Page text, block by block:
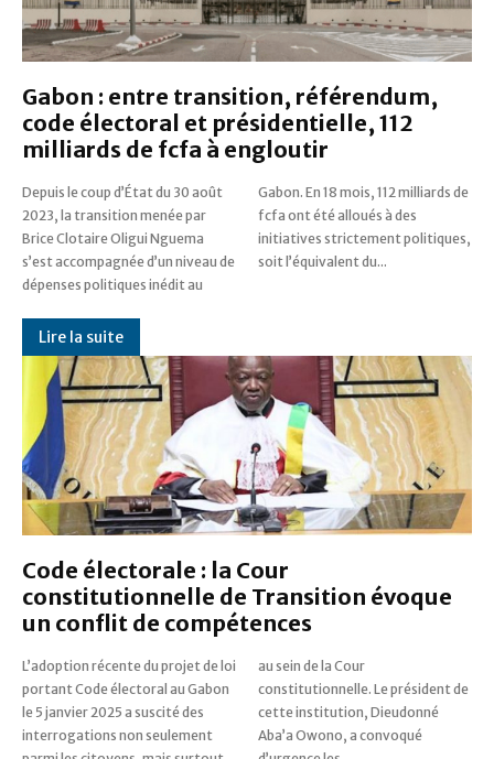
Gabon : entre transition, référendum,
code électoral et présidentielle, 112
milliards de fcfa à engloutir
Depuis le coup d’État du 30 août
2023, la transition menée par
Brice Clotaire Oligui Nguema
s’est accompagnée d’un niveau de
dépenses politiques inédit au
Gabon. En 18 mois, 112 milliards de
fcfa ont été alloués à des
initiatives strictement politiques,
soit l’équivalent du...
Lire la suite
Code électorale : la Cour
constitutionnelle de Transition évoque
un conflit de compétences
L’adoption récente du projet de loi
portant Code électoral au Gabon
le 5 janvier 2025 a suscité des
interrogations non seulement
au sein de la Cour
constitutionnelle. Le président de
cette institution, Dieudonné
Aba’a Owono, a convoqué